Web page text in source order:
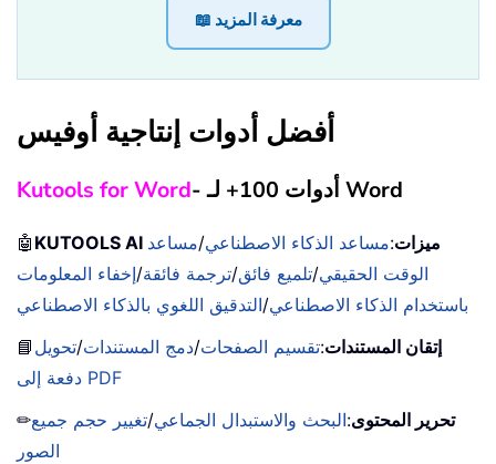
📖 معرفة المزيد
أفضل أدوات إنتاجية أوفيس
Kutools for Word - أدوات 100+ لـ Word
🤖 KUTOOLS AI ميزات:مساعد الذكاء الاصطناعي/مساعد
الوقت الحقيقي/تلميع فائق/ترجمة فائقة/إخفاء المعلومات
باستخدام الذكاء الاصطناعي/التدقيق اللغوي بالذكاء الاصطناعي
📘
إتقان المستندات:تقسيم الصفحات/دمج المستندات/تحويل
دفعة إلى PDF
✏
تحرير المحتوى:البحث والاستبدال الجماعي/تغيير حجم جميع
الصور